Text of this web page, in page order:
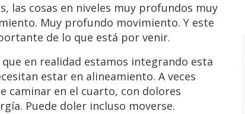
las cosas en niveles muy profundos muy
Muy profundo movimiento. Y este
de lo que está por venir.
en realidad estamos integrando esta
estar en alineamiento. A veces
caminar en el cuarto, con dolores
Puede doler incluso moverse.